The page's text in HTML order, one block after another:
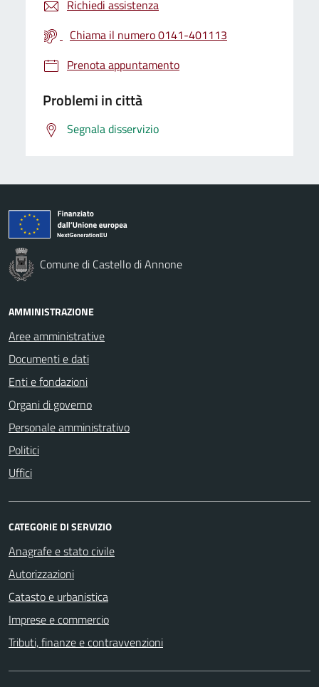
Richiedi assistenza
Chiama il numero 0141-401113
Prenota appuntamento
Problemi in città
Segnala disservizio
Comune di Castello di Annone
AMMINISTRAZIONE
Aree amministrative
Documenti e dati
Enti e fondazioni
Organi di governo
Personale amministrativo
Politici
Uffici
CATEGORIE DI SERVIZIO
Anagrafe e stato civile
Autorizzazioni
Catasto e urbanistica
Imprese e commercio
Tributi, finanze e contravvenzioni